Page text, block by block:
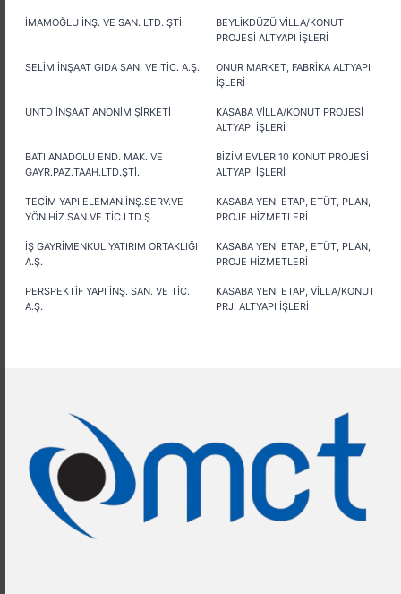
İMAMOĞLU İNŞ. VE SAN. LTD. ŞTİ.
BEYLİKDÜZÜ VİLLA/KONUT
PROJESİ ALTYAPI İŞLERİ
SELİM İNŞAAT GIDA SAN. VE TİC. A.Ş.
ONUR MARKET, FABRİKA ALTYAPI
İŞLERİ
UNTD İNŞAAT ANONİM ŞİRKETİ
KASABA VİLLA/KONUT PROJESİ
ALTYAPI İŞLERİ
BATI ANADOLU END. MAK. VE
GAYR.PAZ.TAAH.LTD.ŞTİ.
BİZİM EVLER 10 KONUT PROJESİ
ALTYAPI İŞLERİ
TECİM YAPI ELEMAN.İNŞ.SERV.VE
YÖN.HİZ.SAN.VE TİC.LTD.Ş
KASABA YENİ ETAP, ETÜT, PLAN,
PROJE HİZMETLERİ
İŞ GAYRİMENKUL YATIRIM ORTAKLIĞI
A.Ş.
KASABA YENİ ETAP, ETÜT, PLAN,
PROJE HİZMETLERİ
PERSPEKTİF YAPI İNŞ. SAN. VE TİC.
A.Ş.
KASABA YENİ ETAP, VİLLA/KONUT
PRJ. ALTYAPI İŞLERİ